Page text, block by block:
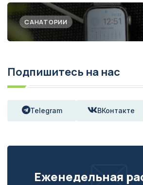
САНАТОРИИ
Подпишитесь на нас
Telegram ВКонтакте
Еженедельная